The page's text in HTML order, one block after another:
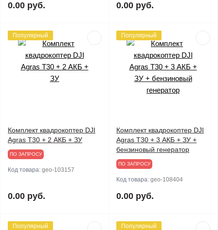
0.00 руб. 0.00 руб.
Популярный
Комплект квадрокоптер DJI
Agras T30 + 2 АКБ + ЗУ
ПО ЗАПРОСУ
Код товара: geo-103157
0.00 руб.
Популярный
Комплект квадрокоптер DJI
Agras T30 + 3 АКБ + ЗУ +
бензиновый генератор
ПО ЗАПРОСУ
Код товара: geo-108404
0.00 руб.
Популярный Популярный